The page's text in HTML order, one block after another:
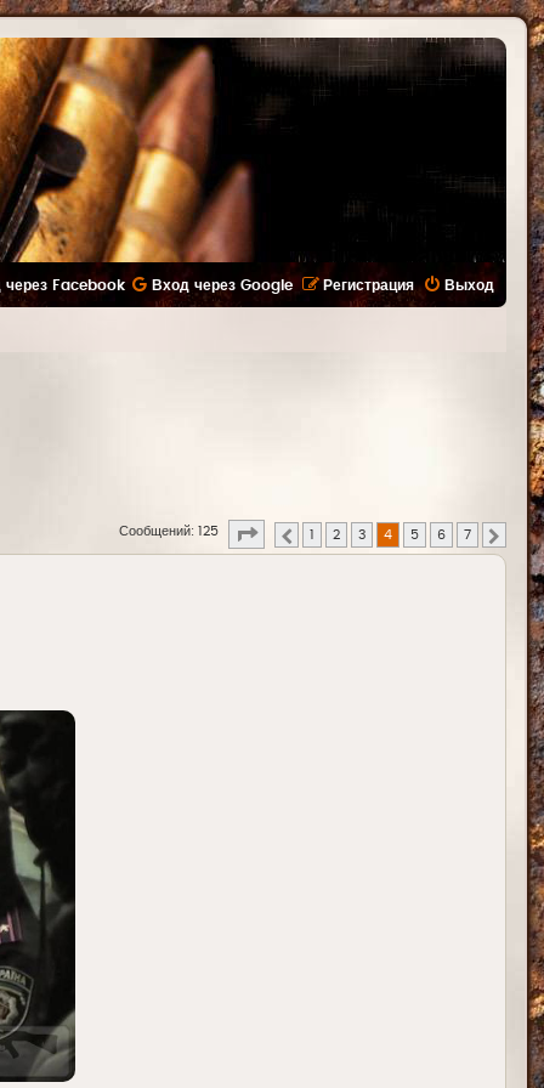
Выход
Регистрация
через Facebook Вход через Google
Сообщений: 125 Страница 4из 7
1 2 3 4 5 6 7 След.